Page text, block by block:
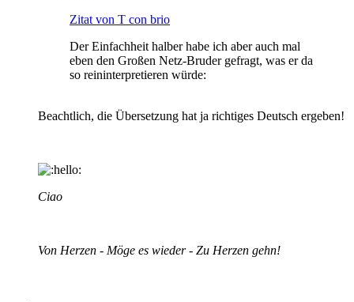
Zitat von T con brio
Der Einfachheit halber habe ich aber auch mal
eben den Großen Netz-Bruder gefragt, was er da
so reininterpretieren würde:
Beachtlich, die Übersetzung hat ja richtiges Deutsch ergeben!
Ciao
Von Herzen - Möge es wieder - Zu Herzen gehn!